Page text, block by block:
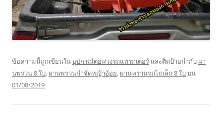
ข้อความนี้ถูกเขียนใน อุปกรณ์ต่อพ่วงรถแทรกเตอร์ และติดป้ายกำกับ ผา
นพรวน 8 ใบ, ผานพรวนกำจัดหญ้าอ้อย, ผานพรวนรถไถเล็ก 8 ใบบน
01/08/2019